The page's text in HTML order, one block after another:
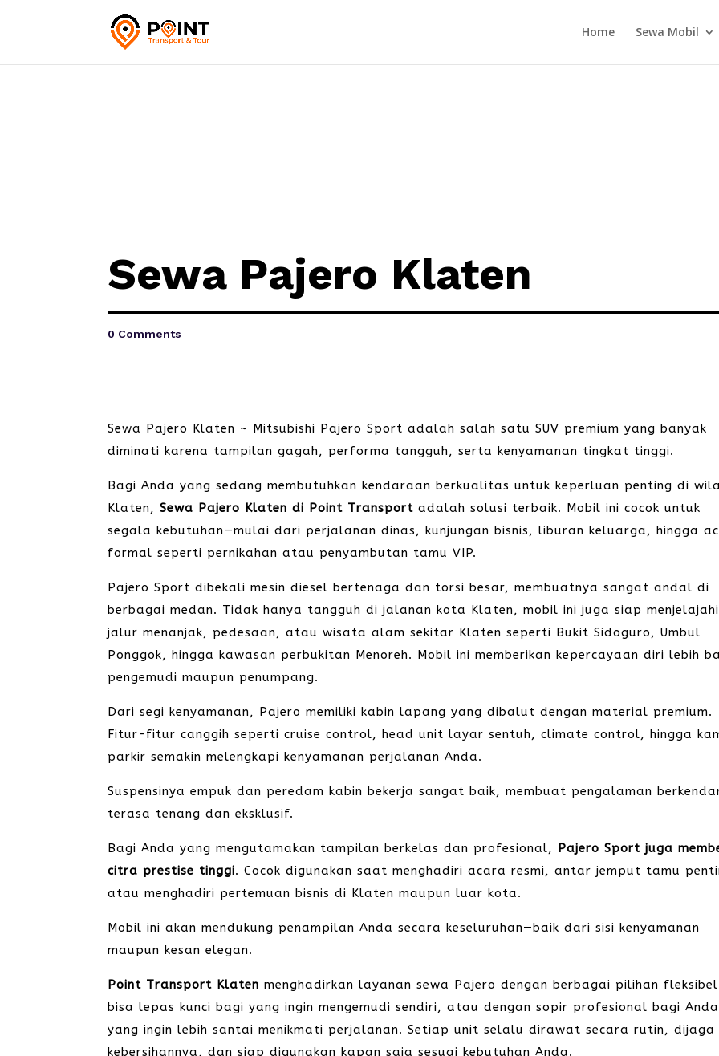
Home Sewa Mobil
Sewa Pajero Klaten
0 Comments
Sewa Pajero Klaten ~ Mitsubishi Pajero Sport adalah salah satu SUV premium yang banyak
diminati karena tampilan gagah, performa tangguh, serta kenyamanan tingkat tinggi.
Bagi Anda yang sedang membutuhkan kendaraan berkualitas untuk keperluan penting di
Klaten,Sewa Pajero Klaten di Point Transport adalah solusi terbaik. Mobil ini cocok untuk
segala kebutuhan—mulai dari perjalanan dinas, kunjungan bisnis, liburan keluarga, hingga
formal seperti pernikahan atau penyambutan tamu VIP.
Pajero Sport dibekali mesin diesel bertenaga dan torsi besar, membuatnya sangat andal di
berbagai medan. Tidak hanya tangguh di jalanan kota Klaten, mobil ini juga siap menjelajahi
jalur menanjak, pedesaan, atau wisata alam sekitar Klaten seperti Bukit Sidoguro, Umbul
Ponggok, hingga kawasan perbukitan Menoreh. Mobil ini memberikan kepercayaan diri lebih
pengemudi maupun penumpang.
Dari segi kenyamanan, Pajero memiliki kabin lapang yang dibalut dengan material premium.
Fitur-fitur canggih seperti cruise control, head unit layar sentuh, climate control, hingga
parkir semakin melengkapi kenyamanan perjalanan Anda.
Suspensinya empuk dan peredam kabin bekerja sangat baik, membuat pengalaman
terasa tenang dan eksklusif.
Bagi Anda yang mengutamakan tampilan berkelas dan profesional, Pajero Sport juga
citra prestise tinggi. Cocok digunakan saat menghadiri acara resmi, antar jemput tamu
atau menghadiri pertemuan bisnis di Klaten maupun luar kota.
Mobil ini akan mendukung penampilan Anda secara keseluruhan—baik dari sisi kenyamanan
maupun kesan elegan.
Point Transport Klaten menghadirkan layanan sewa Pajero dengan berbagai pilihan
bisa lepas kunci bagi yang ingin mengemudi sendiri, atau dengan sopir profesional bagi Anda
yang ingin lebih santai menikmati perjalanan. Setiap unit selalu dirawat secara rutin, dijaga
kebersihannya, dan siap digunakan kapan saja sesuai kebutuhan Anda.